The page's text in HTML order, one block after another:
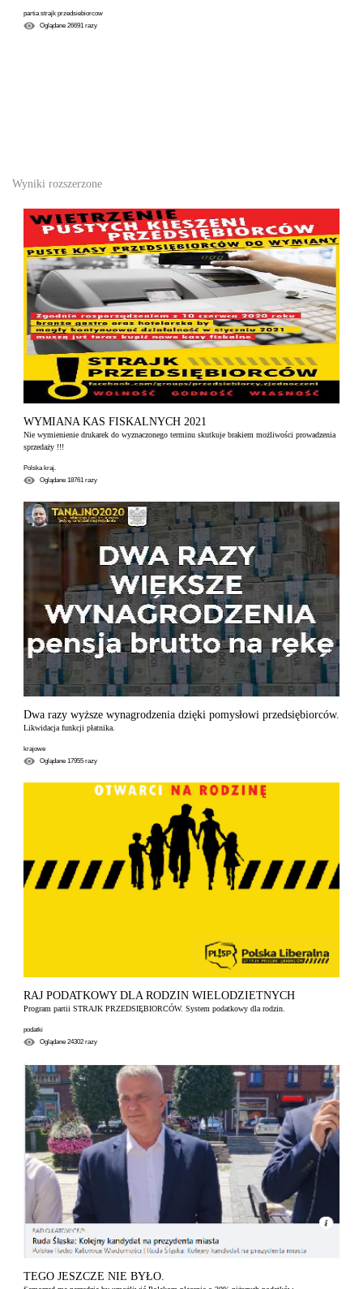
partia strajk przedsiebiorcow
Oglądane26691 razy
Wyniki rozszerzone
WYMIANA KAS FISKALNYCH 2021
Nie wymienienie drukarek do wyznaczonego terminu skutkuje brakiem możliwości prowadzenia
sprzedaży !!!
Polska kraj.
Oglądane18761 razy
Dwa razy wyższe wynagrodzenia dzięki pomysłowi przedsiębiorców.
Likwidacja funkcji płatnika.
krajowe
Oglądane17955 razy
RAJ PODATKOWY DLA RODZIN WIELODZIETNYCH
Program partii STRAJK PRZEDSIĘBIORCÓW. System podatkowy dla rodzin.
podatki
Oglądane24302 razy
TEGO JESZCZE NIE BYŁO.